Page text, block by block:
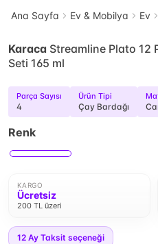
Ana Sayfa Ev & Mobilya Ev
Karaca Streamline Plato 12
Seti 165 ml
Parça Sayısı
4
Ürün Tipi
Çay Bardağı
Renk
KARGO
Ücretsiz
200 TL üzeri
12 Ay Taksit seçeneği